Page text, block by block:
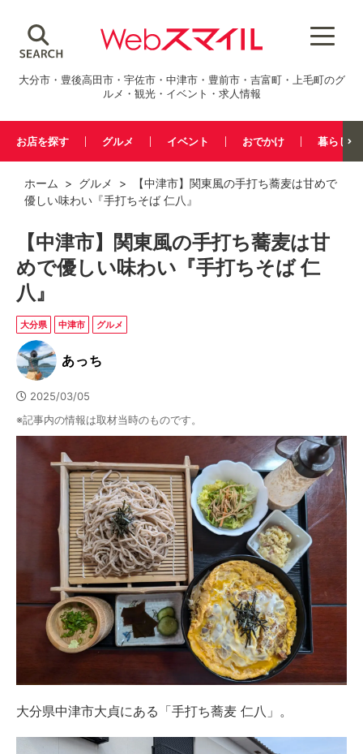
大分市・豊後高田市・宇佐市・中津市・豊前市・吉富町・上毛町のグ
ルメ・観光・イベント・求人情報
お店を探す グルメ イベント おでかけ 暮らし
ホーム > グルメ
> 【中津市】関東風の手打ち蕎麦は甘めで
優しい味わい『手打ちそば 仁八』
【中津市】関東風の手打ち蕎麦は甘
めで優しい味わい『手打ちそば 仁
八』
大分県 中津市 グルメ
あっち
2025/03/05
※記事内の情報は取材当時のものです。
大分県中津市大貞にある「手打ち蕎麦 仁八」。